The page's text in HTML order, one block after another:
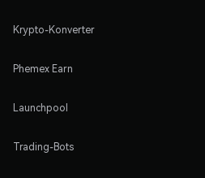
Krypto-Konverter
Phemex Earn
Launchpool
Trading-Bots